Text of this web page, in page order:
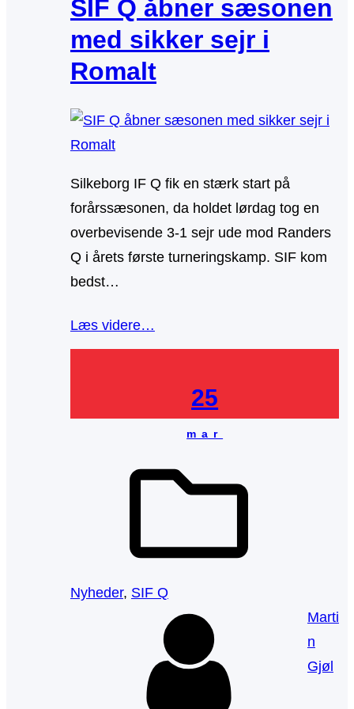
SIF Q åbner sæsonen
med sikker sejr i
Romalt
Silkeborg IF Q fik en stærk start på
forårssæsonen, da holdet lørdag tog en
overbevisende 3-1 sejr ude mod Randers
Q i årets første turneringskamp. SIF kom
bedst…
Læs videre…
25
mar
Nyheder, SIF Q
Marti
n
Gjøl